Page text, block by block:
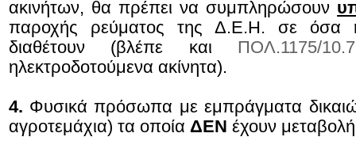
ακινήτων, θα πρέπει να συμπληρώσουν
παροχής ρεύματος της Δ.Ε.Η. σε όσα
διαθέτουν (βλέπε και ΠΟΛ.1175/
ηλεκτροδοτούμενα ακίνητα).
4. Φυσικά πρόσωπα με εμπράγματα
αγροτεμάχια) τα οποία ΔΕΝ έχουν